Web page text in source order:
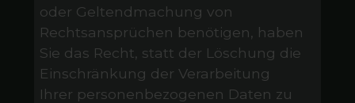
oder Geltendmachung von
Rechtsansprüchen benötigen, haben
Sie das Recht, statt der Löschung die
Einschränkung der Verarbeitung
Ihrer personenbezogenen Daten zu